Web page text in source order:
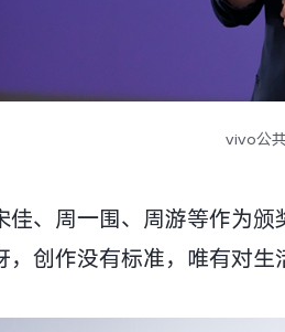
vivo公
佳、周一围、周游等作为
，创作没有标准，唯有对